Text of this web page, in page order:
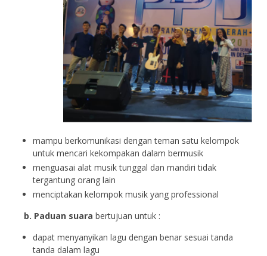
mampu berkomunikasi dengan teman satu kelompok
untuk mencari kekompakan dalam bermusik
menguasai alat musik tunggal dan mandiri tidak
tergantung orang lain
menciptakan kelompok musik yang professional
b. Paduan suara bertujuan untuk :
dapat menyanyikan lagu dengan benar sesuai tanda
tanda dalam lagu